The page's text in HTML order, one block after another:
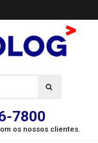
7800
os nossos clientes.